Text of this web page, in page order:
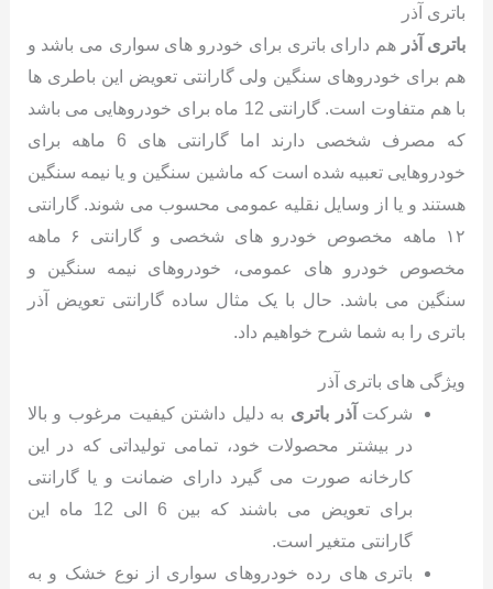
باتری آذر
باتری آذر هم دارای باتری برای خودرو های سواری می باشد و
هم برای خودروهای سنگین ولی گارانتی تعویض این باطری ها
با هم متفاوت است. گارانتی 12 ماه برای خودروهایی می باشد
که مصرف شخصی دارند اما گارانتی های 6 ماهه برای
خودروهایی تعبیه شده است که ماشین سنگین و یا نیمه سنگین
هستند و یا از وسایل نقلیه عمومی محسوب می شوند. گارانتی
۱۲ ماهه مخصوص خودرو های شخصی و گارانتی ۶ ماهه
مخصوص خودرو های عمومی، خودروهای نیمه سنگین و
سنگین می باشد. حال با یک مثال ساده گارانتی تعویض آذر
باتری را به شما شرح خواهیم داد.
ویژگی های باتری آذر
شرکت آذر باتری به دلیل داشتن کیفیت مرغوب و بالا
در بیشتر محصولات خود، تمامی تولیداتی که در این
کارخانه صورت می گیرد دارای ضمانت و یا گارانتی
برای تعویض می باشند که بین 6 الی 12 ماه این
گارانتی متغیر است.
باتری های رده خودروهای سواری از نوع خشک و به